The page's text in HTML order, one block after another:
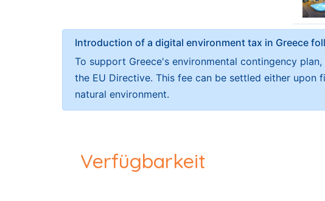
Introduction of a digital environment tax in Greece
To support Greece's environmental contingency
the EU Directive. This fee can be settled either
natural environment.
Verfügbarkeit